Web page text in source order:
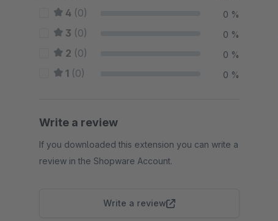
4 (0) 0 %
3 (0) 0 %
2 (0) 0 %
1 (0) 0 %
Write a review
If you downloaded this extension you can write a
review in the Shopware Account.
Write a review